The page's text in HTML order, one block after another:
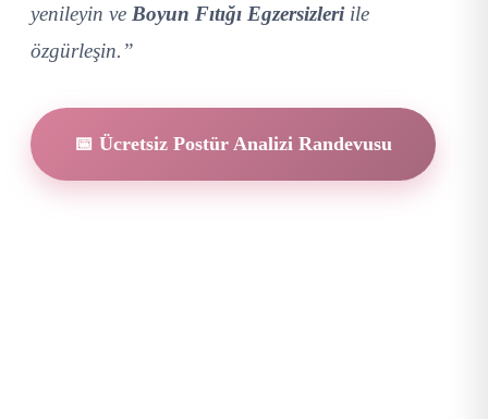
yenileyin ve Boyun Fıtığı Egzersizleriile
özgürleşin.”
📅 Ücretsiz Postür Analizi Randevusu